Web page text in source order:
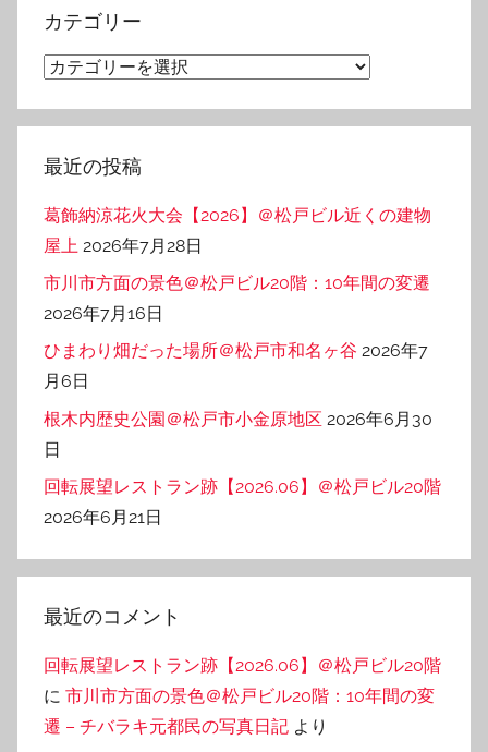
イ
カテゴリー
カ
ゴ
リ
最近の投稿
葛飾納涼花火大会【2026】＠松戸ビル近くの建物
屋上 2026年7月28日
市川市方面の景色＠松戸ビル20階：10年間の変遷
2026年7月16日
ひまわり畑だった場所＠松戸市和名ヶ谷 2026年7
月6日
根木内歴史公園＠松戸市小金原地区 2026年6月30
日
回転展望レストラン跡【2026.06】＠松戸ビル20階
2026年6月21日
最近のコメント
回転展望レストラン跡【2026.06】＠松戸ビル20階
に 市川市方面の景色＠松戸ビル20階：10年間の変
遷 – チバラキ元都民の写真日記 より